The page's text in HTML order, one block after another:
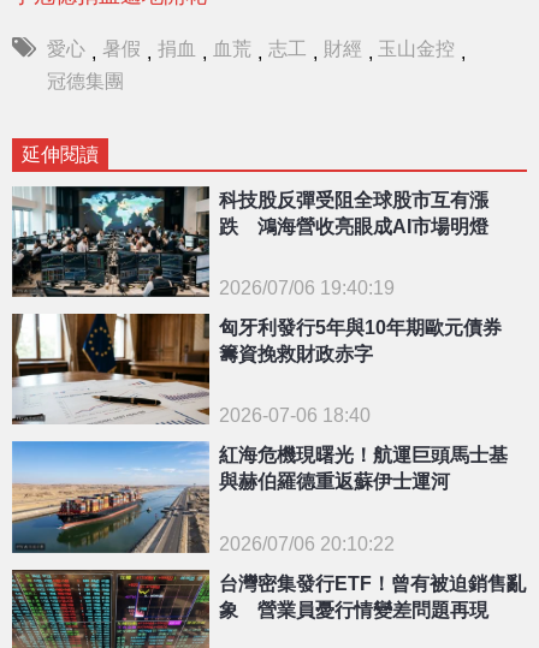
愛心 暑假 捐血 血荒 志工 財經 玉山金控
冠德集團
延伸閱讀
{PLAYICON}
科技股反彈受阻全球股市互有漲
跌 鴻海營收亮眼成AI市場明燈
2026/07/06 19:40:19
匈牙利發行5年與10年期歐元債券
籌資挽救財政赤字
2026-07-06 18:40
紅海危機現曙光！航運巨頭馬士基
與赫伯羅德重返蘇伊士運河
2026/07/06 20:10:22
台灣密集發行ETF！曾有被迫銷售亂
象 營業員憂行情變差問題再現